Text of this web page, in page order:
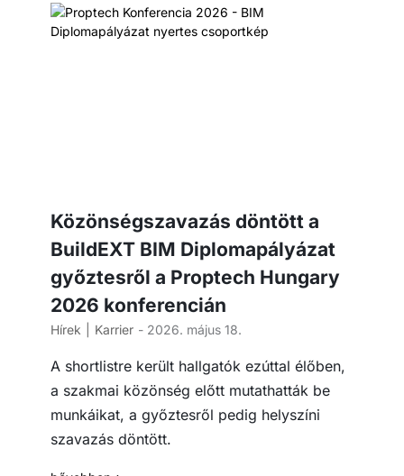
Közönségszavazás döntött a
BuildEXT BIM Diplomapályázat
győztesről a Proptech Hungary
2026 konferencián
Hírek Karrier - 2026. május 18.
A shortlistre került hallgatók ezúttal élőben,
a szakmai közönség előtt mutathatták be
munkáikat, a győztesről pedig helyszíni
szavazás döntött.